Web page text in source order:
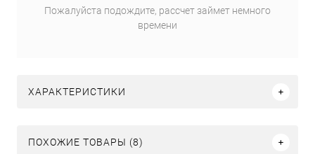
Пожалуйста подождите, рассчет займет немного
времени
ХАРАКТЕРИСТИКИ
ПОХОЖИЕ ТОВАРЫ (8)